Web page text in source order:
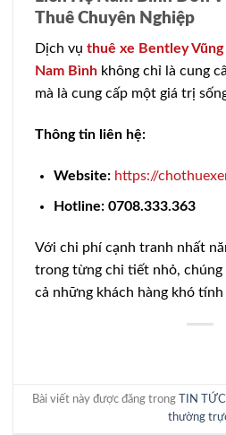
Thuê Chuyên Nghiệp
Dịch vụ thuê xe Bentley Vũng
Nam Bình không chỉ là cung
mà là cung cấp một giá trị
Thông tin liên hệ:
Website: https://
Hotline: 0708.333.363
Với chi phí cạnh tranh nhất
trong từng chi tiết nhỏ,
cả những khách hàng khó tính
Bài viết này được đăng trong TIN
thường